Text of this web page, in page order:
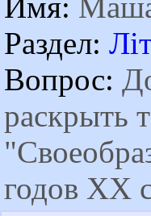
Раздел:
Вопрос:
раскрыть
годов ХХ